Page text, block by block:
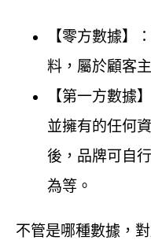
【零方數據】
料，屬於顧客
【第一方數據
並擁有的任何
後，品牌可自
為等。
不管是哪種數據，